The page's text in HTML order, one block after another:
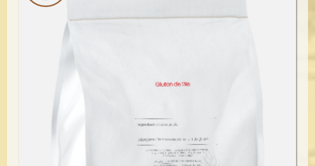
Voir le détail